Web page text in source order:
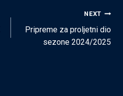
NEXT
Pripreme za proljetni dio
sezone 2024/2025